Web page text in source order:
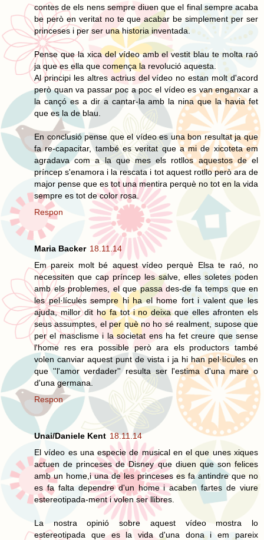
contes de els nens sempre diuen que el final sempre acaba
be però en veritat no te que acabar be simplement per ser
princeses i per ser una historia inventada.
Pense que la xica del vídeo amb el vestit blau te molta raó
ja que es ella que comença la revolució aquesta.
Al principi les altres actrius del vídeo no estan molt d'acord
però quan va passar poc a poc el vídeo es van enganxar a
la cançó es a dir a cantar-la amb la nina que la havia fet
que es la de blau.
En conclusió pense que el vídeo es una bon resultat ja que
fa re-capacitar, també es veritat que a mi de xicoteta em
agradava com a la que mes els rotllos aquestos de el
príncep s'enamora i la rescata i tot aquest rotllo però ara de
major pense que es tot una mentira perquè no tot en la vida
sempre es tot de color rosa.
Respon
Maria Backer 18.11.14
Em pareix molt bé aquest vídeo perquè Elsa te raó, no
necessiten que cap príncep les salve, elles soletes poden
amb els problemes, el que passa des-de fa temps que en
les pel·lícules sempre hi ha el home fort i valent que les
ajuda, millor dit ho fa tot i no deixa que elles afronten els
seus assumptes, el per què no ho sé realment, supose que
per el masclisme i la societat ens ha fet creure que sense
l'home res era possible però ara els productors també
volen canviar aquest punt de vista i ja hi han pel·lícules en
que ''l'amor verdader'' resulta ser l'estima d'una mare o
d'una germana.
Respon
Unai/Daniele Kent 18.11.14
El vídeo es una especie de musical en el que unes xiques
actuen de princeses de Disney que diuen que son felices
amb un home,i una de les princeses es fa antindre que no
es fa falta dependre d'un home i acaben fartes de viure
estereotipada-ment i volen ser llibres.
La nostra opinió sobre aquest vídeo mostra lo
estereotipada que es la vida d'una dona i em pareix